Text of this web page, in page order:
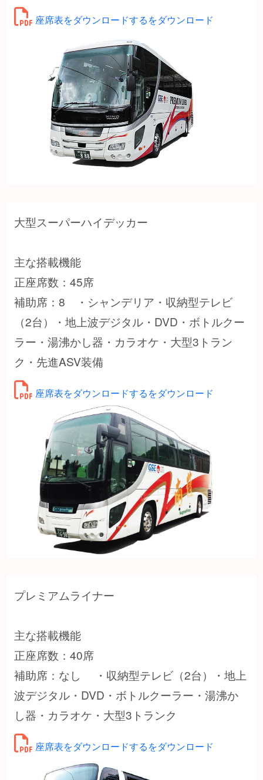
座席表をダウンロードするをダウンロード
大型スーパーハイデッカー
主な搭載機能
正座席数：45席
補助席：8 ・シャンデリア・収納型テレビ
（2台）・地上波デジタル・DVD・ボトルクー
ラー・湯沸かし器・カラオケ・大型3トラン
ク・先進ASV装備
座席表をダウンロードするをダウンロード
プレミアムライナー
主な搭載機能
正座席数：40席
補助席：なし ・収納型テレビ（2台）・地上
波デジタル・DVD・ボトルクーラー・湯沸か
し器・カラオケ・大型3トランク
座席表をダウンロードするをダウンロード